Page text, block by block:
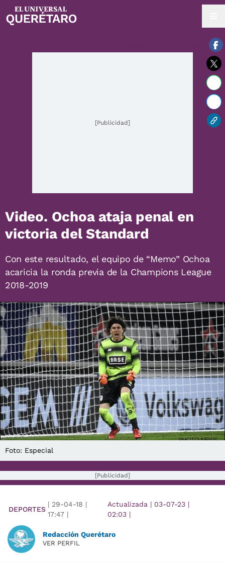
06 / agosto / 2026 | 11:44 hrs.
[Publicidad]
Video. Ochoa ataja penal en
victoria del Standard
Con este resultado, el equipo de “Memo” Ochoa
acaricia la ronda previa de la Champions League
2018-2019
Foto: Especial
[Publicidad]
DEPORTES
| 29-04-18 |
17:47 |
Actualizada | 03-07-23 |
02:03 |
Redacción Querétaro
VER PERFIL